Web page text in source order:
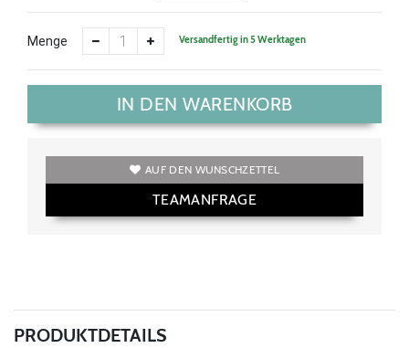
Menge Versandfertig in 5 Werktagen
IN DEN WARENKORB
AUF DEN WUNSCHZETTEL
TEAMANFRAGE
PRODUKTDETAILS